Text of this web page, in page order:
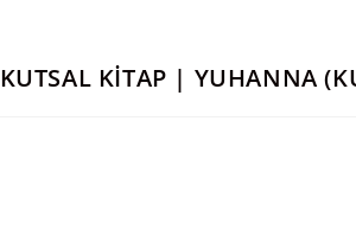
KUTSAL KİTAP | YUHANNA